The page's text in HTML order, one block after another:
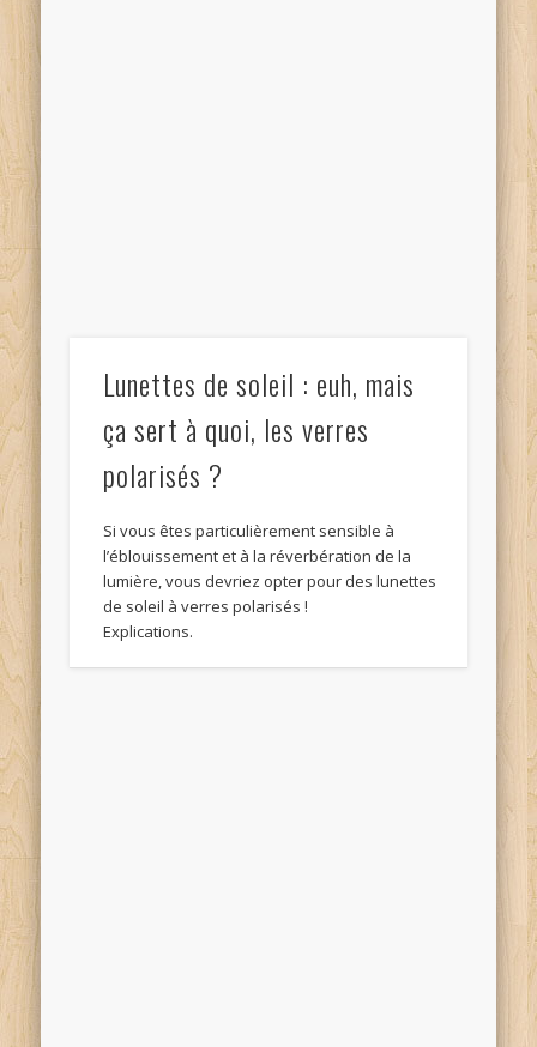
Lunettes de soleil : euh, mais
ça sert à quoi, les verres
polarisés ?
l’éblouissement et à la réverbération de la
lumière, vous devriez opter pour des lunettes
de soleil à verres polarisés !
Explications.